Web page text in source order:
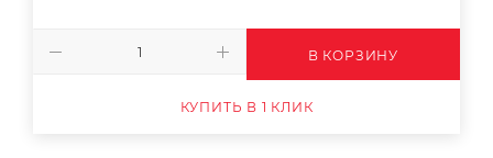
В КОРЗИНУ
КУПИТЬ В 1 КЛИК